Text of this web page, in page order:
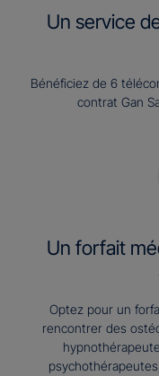
Un service
Bénéficiez de 6
contrat Gan
Un forfait
Optez pour un
rencontrer des